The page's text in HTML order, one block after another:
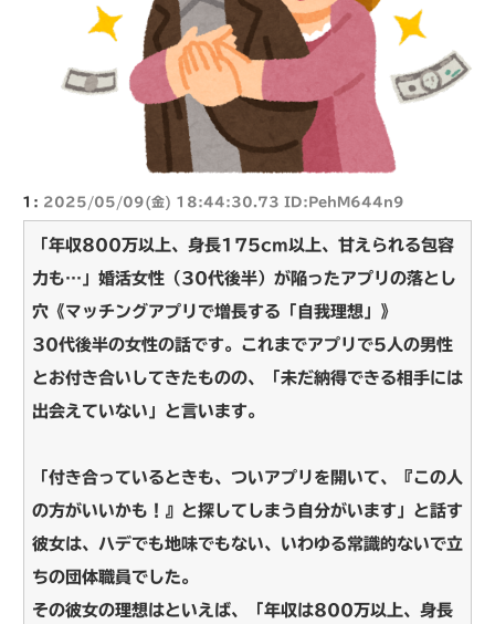
1: 2025/05/09(金) 18:44:30.73 ID:PehM644n9
「年収800万以上、身長175cm以上、甘えられる包容
力も…」婚活女性（30代後半）が陥ったアプリの落とし
穴《マッチングアプリで増長する「自我理想」》
30代後半の女性の話です。これまでアプリで5人の男性
とお付き合いしてきたものの、「未だ納得できる相手には
出会えていない」と言います。
「付き合っているときも、ついアプリを開いて、『この人
の方がいいかも！』と探してしまう自分がいます」と話す
彼女は、ハデでも地味でもない、いわゆる常識的ないで立
ちの団体職員でした。
その彼女の理想はといえば、「年収は800万以上、身長